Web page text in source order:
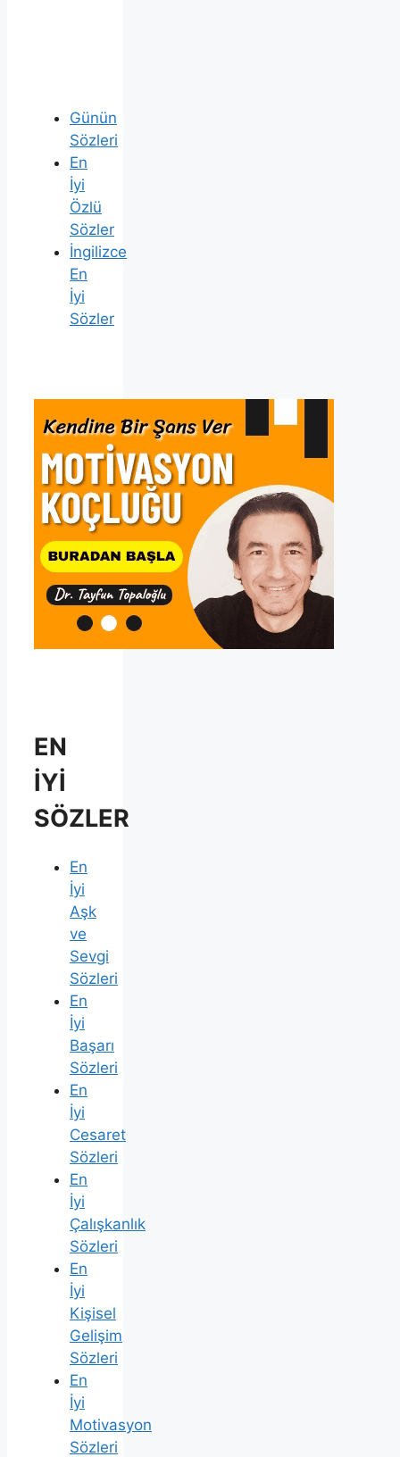
Günün
Sözleri
En
İyi
Özlü
Sözler
İngilizce
En
İyi
Sözler
EN
İYİ
SÖZLER
En
İyi
Aşk
ve
Sevgi
Sözleri
En
İyi
Başarı
Sözleri
En
İyi
Cesaret
Sözleri
En
İyi
Çalışkanlık
Sözleri
En
İyi
Kişisel
Gelişim
Sözleri
En
İyi
Motivasyon
Sözleri